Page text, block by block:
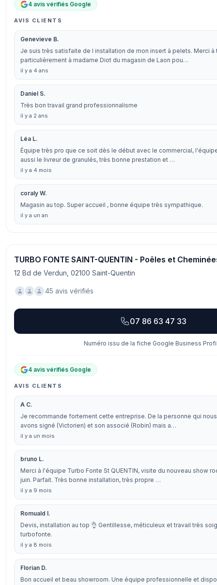
4 avis vérifiés Google
AVIS CLIENTS
Genevieve B.
Je suis très satisfaite de l installation de mon insert à pelets. Merci
particulièrement à madame Diot du magasin de Laon pou…
il y a 4 ans
Daniel S.
Très bon travail grand professionnalisme
il y a 2 ans
Léa L.
Équipe très pro que ce soit dès le début avec le commercial,
aussi le livreur de granulés, très bonne prestation et …
il y a 4 mois
coraly W.
Magasin au top. Super accueil , bonne équipe très sympathique.
il y a un an
TURBO FONTE SAINT-QUENTIN - Poêles et
12 Bd de Verdun, 02100 Saint-Quentin
45 avis vérifiés
07 86 63 47 33
Numéro issu de la fiche Google Business
4 avis vérifiés Google
AVIS CLIENTS
A C.
Je recommande fortement cette entreprise. De la personne qui
avons signé (Victorien) et son associé (Robin) mais a…
il y a un mois
bruno L.
Merci à l'équipe Turbo Fonte St QUENTIN, visite du nouveau show
juin. Parfait. Très bonne installation, très propre …
il y a 9 mois
Romuald I.
Devis, installation au top 👌 Gentillesse, méticuleux et travail très
turbofonte.
il y a 8 mois
Florian D.
Bon accueil et beau showroom. Une équipe professionnelle et